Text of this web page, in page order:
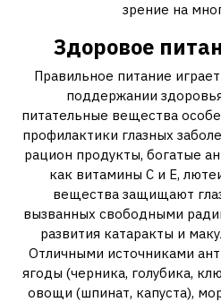
зрение на
Здоровое
Правильное питание
поддержании
питательные вещества
профилактики глазных
рацион продукты, богатые
как витамины C и E,
вещества защищают
вызванных свободными
развития катаракты и
Отличными источниками
ягоды (черника, голубика,
овощи (шпинат, капуста),